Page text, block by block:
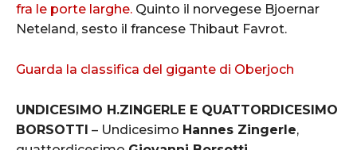
fra le porte larghe. Quinto il norvegese Bjoernar
Neteland, sesto il francese Thibaut Favrot.
Guarda la classifica del gigante di Oberjoch
UNDICESIMO H.ZINGERLE E QUATTORDICESIMO
BORSOTTI – Undicesimo Hannes Zingerle,